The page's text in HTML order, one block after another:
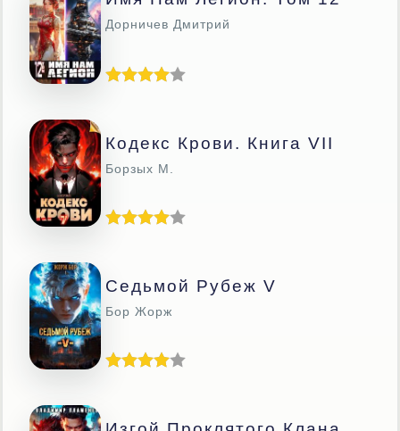
Дорничев Дмитрий
Кодекс Крови. Книга VII
Борзых М.
Седьмой Рубеж V
Бор Жорж